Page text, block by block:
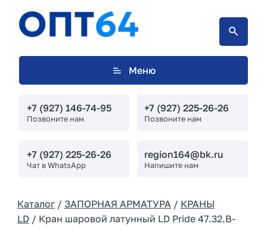
Меню
+7 (927) 146-74-95
Позвоните нам
+7 (927) 225-26-26
Позвоните нам
+7 (927) 225-26-26
Чат в WhatsApp
region164@bk.ru
Напишите нам
Каталог/ ЗАПОРНАЯ АРМАТУРА / КРАНЫ
LD/ Кран шаровой латунный LD Pride 47.32.B-